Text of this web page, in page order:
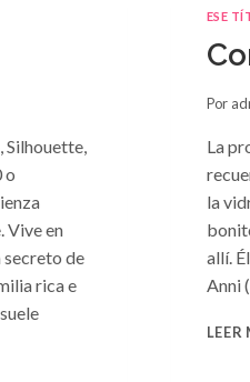
Silhouette,
o
Vive en
secreto de
rica e
ESE
Por
La
la
allí.
Anni
LEER